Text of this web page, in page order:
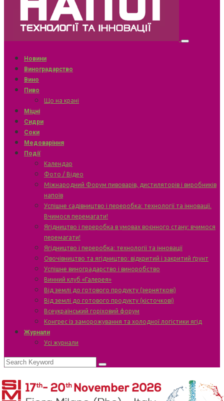
Новини
Виноградарство
Вино
Пиво
Що на крані
Міцні
Сидри
Соки
Медоваріння
Події
Календар
Фото / Відео
Міжнародний Форум пивоварів, дистиляторів і виробників
напоїв
Успішне садівництво і переробка: технології та інновації.
Вчимося перемагати!
Ягідництво і переробка в умовах воєнного стану: вчимося
перемагати!
Ягідництво і переробка: технології та інновації
Овочівництво та ягідництво: відкритий і закритий ґрунт
Успішне виноградарство і виноробство
Винний клуб «Галерея»
Від землі до готового продукту (зерняткові)
Від землі до готового продукту (кісточкові)
Всеукраїнський горіховий форум
Конгрес із заморожування та холодної логістики ягід
Журнали
Усі журнали